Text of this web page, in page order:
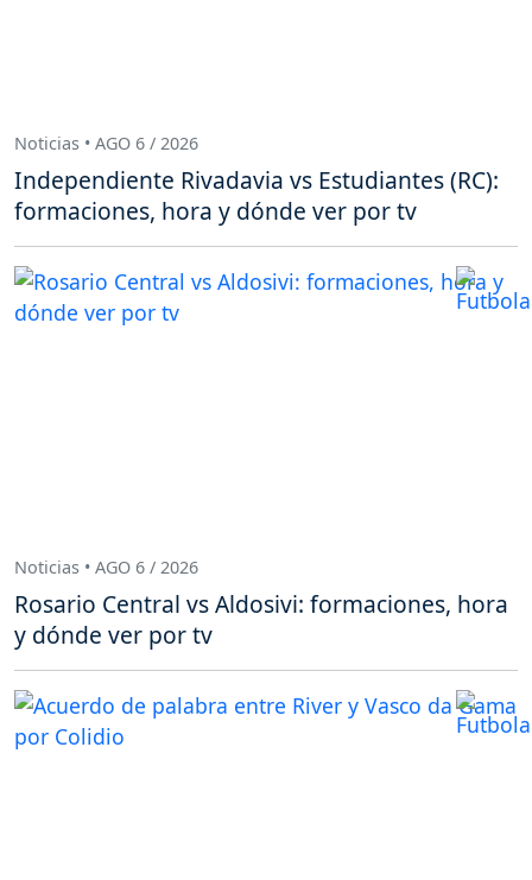
Noticias • AGO 6 / 2026
Independiente Rivadavia vs Estudiantes (RC):
formaciones, hora y dónde ver por tv
Noticias • AGO 6 / 2026
Rosario Central vs Aldosivi: formaciones, hora
y dónde ver por tv